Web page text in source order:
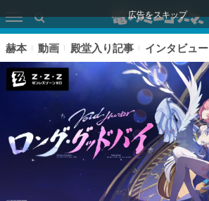
広告をスキップ
赫本 動画 殿堂入り記事 インタビュー